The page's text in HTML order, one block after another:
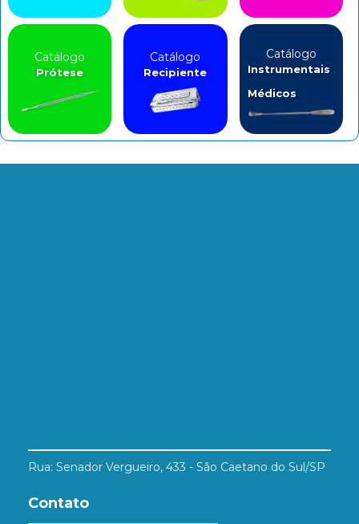
Catálogo
Prótese
Catálogo
Recipiente
Catálogo
Instrumentais
Médicos
Rua: Senador Vergueiro, 433 - São Caetano do Sul/SP
Contato